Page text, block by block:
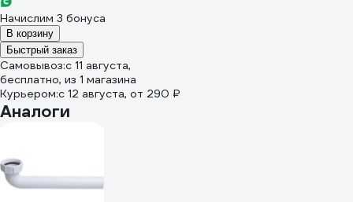
Начислим 3 бонуса
В корзину
Быстрый заказ
Самовывоз:c 11 августа,
бесплатно, из 1 магазина
Курьером:c 12 августа, от 290 ₽
Аналоги